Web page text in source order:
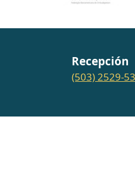
Recepción
(503) 2529-